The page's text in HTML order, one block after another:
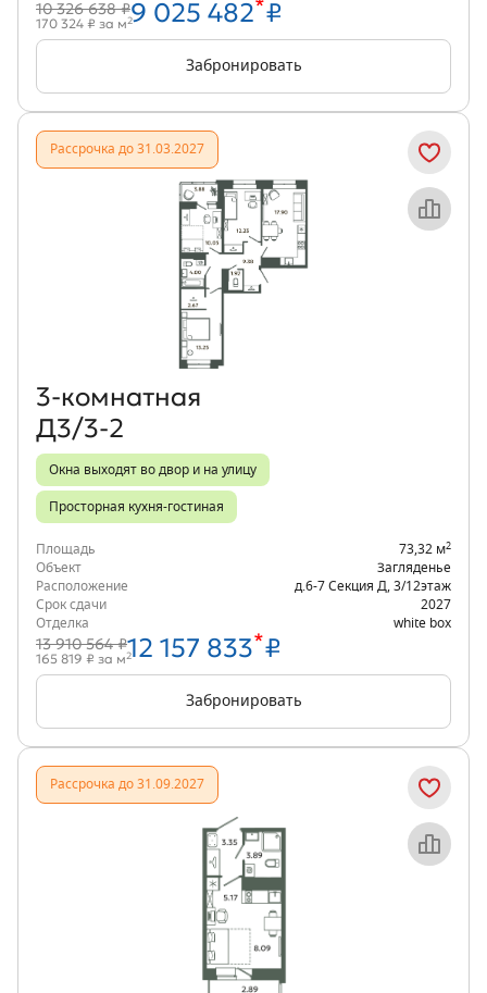
10 326 638 ₽9 025 482 ₽
170 324 ₽ за м2
Забронировать
Рассрочка до 31.03.2027
Объект месяца
3‑комнатная
Д3/3-2
Окна выходят во двор и на улицу
Просторная кухня-гостиная
Площадь 73,32 м2
Объект
Загляденье
Расположение
д.6-7 Секция Д 3/12этаж
Срок сдачи
2027
Отделка
white box
13 910 564 ₽12 157 833*₽
165 819 ₽ за м2
Забронировать
Рассрочка до 31.09.2027
Объект месяца